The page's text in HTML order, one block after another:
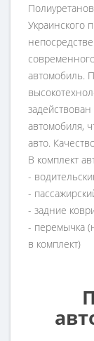
Украинского
автомобиль.
автомобиля,
авто.
В комплект
-
-
- задние
- перемычка
в комплект)